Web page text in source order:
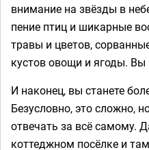
внимание на звёзды в
пение птиц и шикарные
травы и цветов,
кустов овощи и ягоды. Вы
И наконец, вы станете
Безусловно, это сложно,
отвечать за всё самому.
коттеджном посёлке и